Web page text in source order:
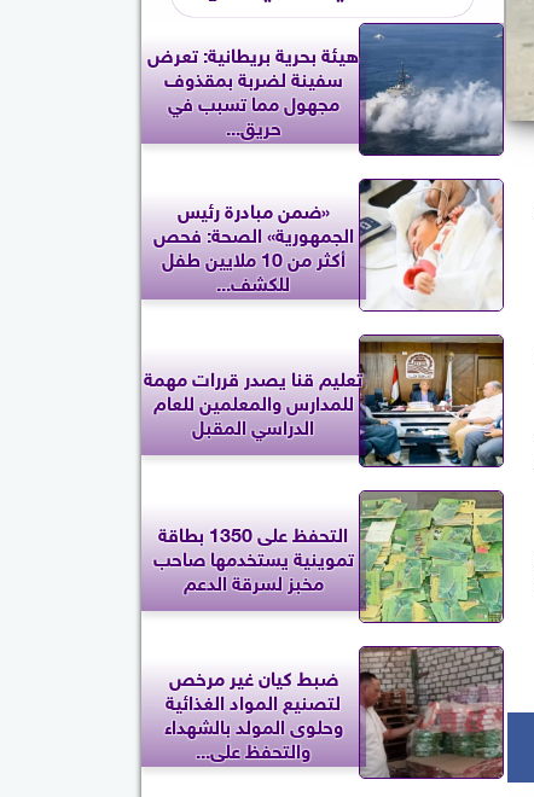
‎هيئة بحرية بريطانية: تعرض
سفينة لضربة بمقذوف
مجهول مما تسبب في
حريق...
«ضمن مبادرة رئيس
الجمهورية» الصحة: فحص
أكثر من 10 ملايين طفل
للكشف...
تعليم قنا يصدر قررات مهمة
للمدارس والمعلمين للعام
الدراسي المقبل
التحفظ على 1350 بطاقة
تموينية يستخدمها صاحب
مخبز لسرقة الدعم
ضبط كيان غير مرخص
لتصنيع المواد الغذائية
وحلوى المولد بالشهداء
والتحفظ على...